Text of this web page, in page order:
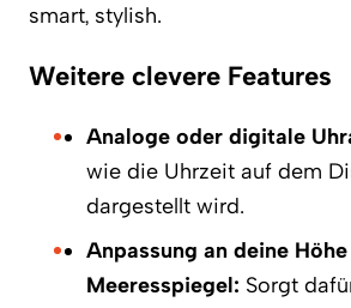
smart, stylish.
Weitere clevere Features
Analoge oder digitale
wie die Uhrzeit auf dem
dargestellt wird.
Anpassung an deine
Meeresspiegel: Sorgt